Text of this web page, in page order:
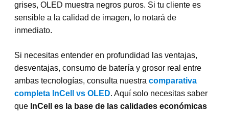
grises, OLED muestra negros puros. Si tu cliente es
sensible a la calidad de imagen, lo notará de
inmediato.
Si necesitas entender en profundidad las ventajas,
desventajas, consumo de batería y grosor real entre
ambas tecnologías, consulta nuestra comparativa
completa InCell vs OLED. Aquí solo necesitas saber
que InCell es la base de las calidades económicas